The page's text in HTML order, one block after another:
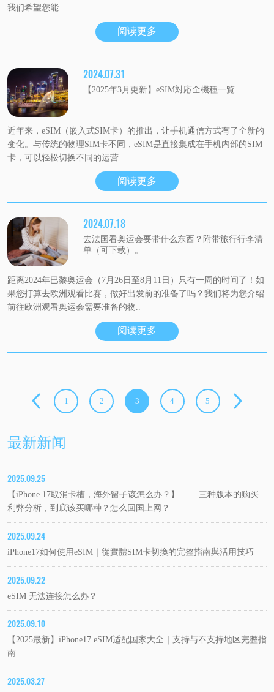
我们希望您能..
阅读更多
2024.07.31
【2025年3月更新】eSIM対応全機種一覧
近年来，eSIM（嵌入式SIM卡）的推出，让手机通信方式有了全新的
变化。与传统的物理SIM卡不同，eSIM是直接集成在手机内部的SIM
卡，可以轻松切换不同的运营..
阅读更多
2024.07.18
去法国看奥运会要带什么东西？附带旅行行李清
单（可下载）。
距离2024年巴黎奥运会（7月26日至8月11日）只有一周的时间了！如
果您打算去欧洲观看比赛，做好出发前的准备了吗？我们将为您介绍
前往欧洲观看奥运会需要准备的物..
阅读更多
1 2 3 4 5
最新新闻
2025.09.25
【iPhone 17取消卡槽，海外留子该怎么办？】—— 三种版本的购买
利弊分析，到底该买哪种？怎么回国上网？
2025.09.24
iPhone17如何使用eSIM｜從實體SIM卡切換的完整指南與活用技巧
2025.09.22
eSIM 无法连接怎么办？
2025.09.10
【2025最新】iPhone17 eSIM适配国家大全｜支持与不支持地区完整指
南
2025.03.27